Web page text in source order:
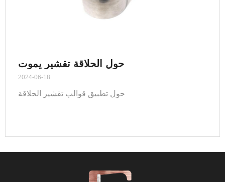
حول الحلاقة تقشير يموت
2024-06-18
حول تطبيق قوالب تقشير الحلاقة